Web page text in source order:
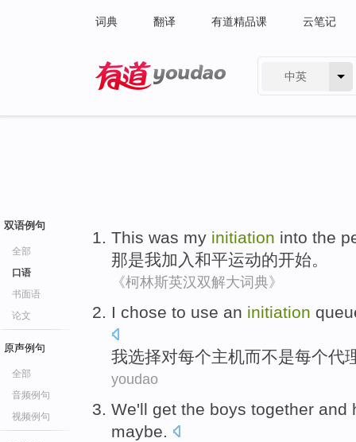
词典 翻译 有道精品课 云笔记
中英
双语例句
全部
口语
书面语
论文
原声例句
全部
音频例句
视频例句
This was my initiation into the
那是我加入和平运动的开始。
《柯林斯英汉双解大词典》
I chose to use an initiation
我选择对每个主机而不是每个代
youdao
We'll get the boys together and
maybe